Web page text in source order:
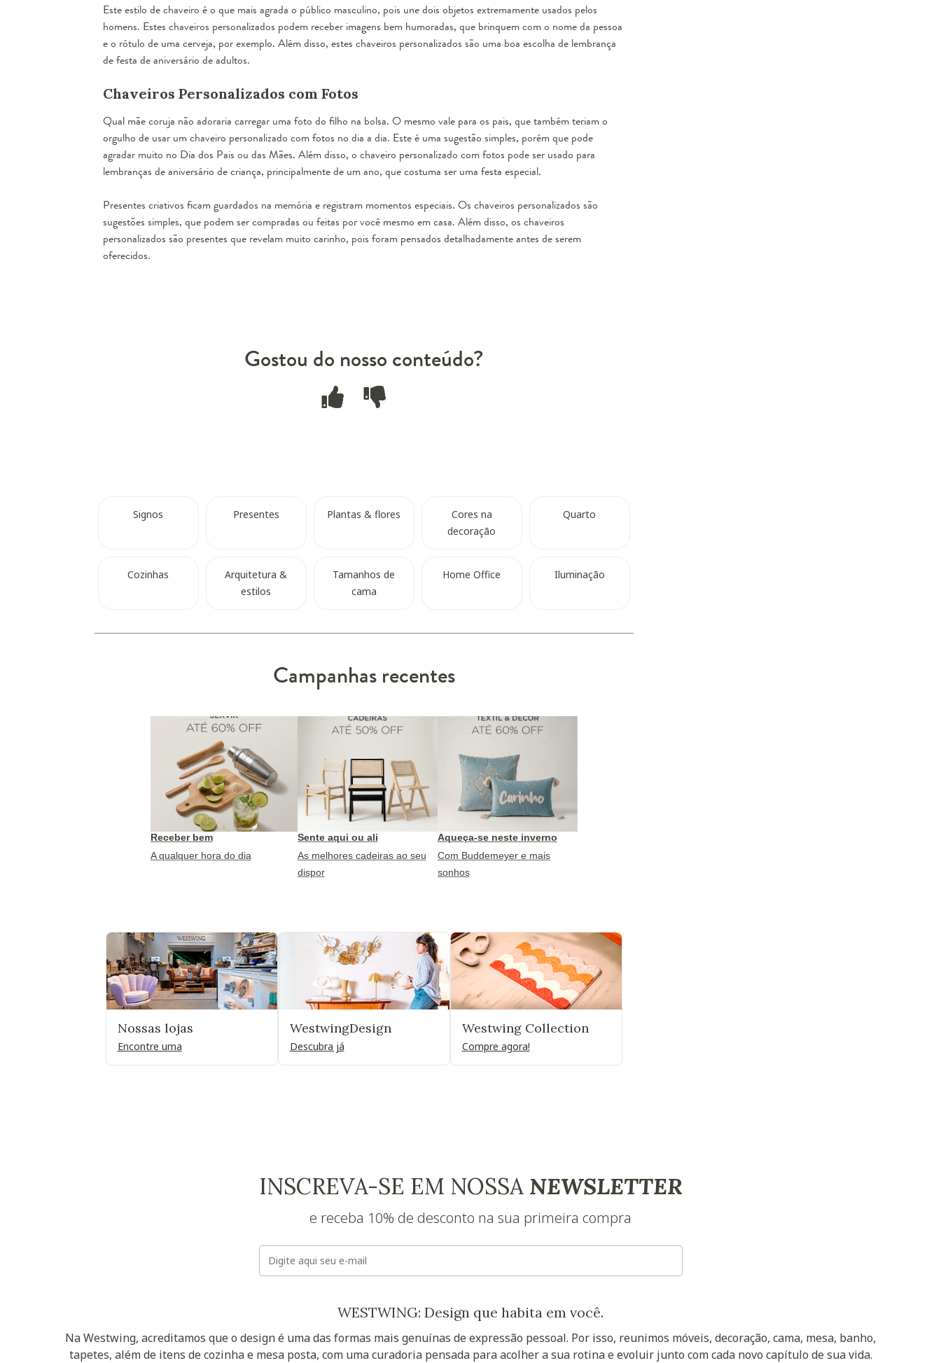
Este estilo de chaveiro é o que mais agrada o público masculino, pois une dois objetos extremamente usados pelos
homens. Estes chaveiros personalizados podem receber imagens bem humoradas, que brinquem com o nome da pessoa
e o rótulo de uma cerveja, por exemplo. Além disso, estes chaveiros personalizados são uma boa escolha de lembrança
de festa de aniversário de adultos.
Chaveiros Personalizados com Fotos
Qual mãe coruja não adoraria carregar uma foto do filho na bolsa. O mesmo vale para os pais, que também teriam o
orgulho de usar umchaveiro personalizado com fotos no dia a dia. Este é uma sugestão simples, porém que pode
agradar muito no Dia dos Pais ou das Mães. Além disso, o chaveiro personalizado com fotos pode ser usado para
lembranças de aniversário de criança, principalmente de um ano, que costuma ser uma festa especial.
Presentes criativos ficam guardados na memória e registram momentos especiais. Os chaveiros personalizados são
sugestões simples, que podem ser compradas ou feitas por você mesmo em casa. Além disso, os chaveiros
personalizados são presentes que revelam muito carinho, pois foram pensados detalhadamente antes de serem
oferecidos.
Gostou do nosso conteúdo?
Signos Presentes Plantas & flores
Cores na
decoração
Quarto
Cozinhas
Arquitetura &
estilos
Tamanhos de
cama
Home Office Iluminação
Campanhas recentes
Receber bem
A qualquer hora do dia
Sente aqui ou ali
As melhores cadeiras ao seu
dispor
Aqueça-se neste inverno
Com Buddemeyer e mais
sonhos
Nossas lojas
Encontre uma
WestwingDesign
Descubra já
Westwing Collection
Compre agora!
INSCREVA-SE EM NOSSA NEWSLETTER
e receba 10% de desconto na sua primeira compra
WESTWING: Design que habita em você.
Na Westwing, acreditamos que o design é uma das formas mais genuínas de expressão pessoal. Por isso, reunimos móveis, decoração, cama, mesa, banho,
tapetes, além de itens de cozinha e mesa posta, com uma curadoria pensada para acolher a sua rotina e evoluir junto com cada novo capítulo de sua vida.